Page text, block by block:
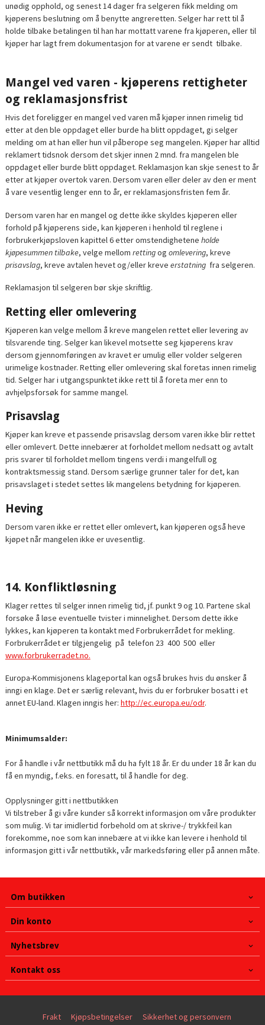
unødig opphold, og senest 14 dager fra selgeren fikk melding om
kjøperens beslutning om å benytte angreretten. Selger har rett til å
holde tilbake betalingen til han har mottatt varene fra kjøperen, eller til
kjøper har lagt frem dokumentasjon for at varene er sendt tilbake.
Mangel ved varen - kjøperens rettigheter
og reklamasjonsfrist
Hvis det foreligger en mangel ved varen må kjøper innen rimelig tid
etter at den ble oppdaget eller burde ha blitt oppdaget, gi selger
melding om at han eller hun vil påberope seg mangelen. Kjøper har alltid
reklamert tidsnok dersom det skjer innen 2 mnd. fra mangelen ble
oppdaget eller burde blitt oppdaget. Reklamasjon kan skje senest to år
etter at kjøper overtok varen. Dersom varen eller deler av den er ment
å vare vesentlig lenger enn to år, er reklamasjonsfristen fem år.
Dersom varen har en mangel og dette ikke skyldes kjøperen eller
forhold på kjøperens side, kan kjøperen i henhold til reglene i
forbrukerkjøpsloven kapittel 6 etter omstendighetene holde
kjøpesummen tilbake, velge mellom rettingog omlevering, kreve
prisavslag, kreve avtalen hevet og/eller kreve erstatning fra selgeren.
Reklamasjon til selgeren bør skje skriftlig.
Retting eller omlevering
Kjøperen kan velge mellom å kreve mangelen rettet eller levering av
tilsvarende ting. Selger kan likevel motsette seg kjøperens krav
dersom gjennomføringen av kravet er umulig eller volder selgeren
urimelige kostnader. Retting eller omlevering skal foretas innen rimelig
tid. Selger har i utgangspunktet ikke rett til å foreta mer enn to
avhjelpsforsøk for samme mangel.
Prisavslag
Kjøper kan kreve et passende prisavslag dersom varen ikke blir rettet
eller omlevert. Dette innebærer at forholdet mellom nedsatt og avtalt
pris svarer til forholdet mellom tingens verdi i mangelfull og
kontraktsmessig stand. Dersom særlige grunner taler for det, kan
prisavslaget i stedet settes lik mangelens betydning for kjøperen.
Heving
Dersom varen ikke er rettet eller omlevert, kan kjøperen også heve
kjøpet når mangelen ikke er uvesentlig.
14. Konfliktløsning
Klager rettes til selger innen rimelig tid, jf. punkt 9 og 10. Partene skal
forsøke å løse eventuelle tvister i minnelighet. Dersom dette ikke
lykkes, kan kjøperen ta kontakt med Forbrukerrådet for mekling.
Forbrukerrådet er tilgjengelig på telefon 23 400 500 eller
www.forbrukerradet.no.
Europa-Kommisjonens klageportal kan også brukes hvis du ønsker å
inngi en klage. Det er særlig relevant, hvis du er forbruker bosatt i et
annet EU-land. Klagen inngis her: http://ec.europa.eu/odr.
Minimumsalder:
For å handle i vår nettbutikk må du ha fylt 18 år. Er du under 18 år kan du
få en myndig, f.eks. en foresatt, til å handle for deg.
Opplysninger gitt i nettbutikken
Vi tilstreber å gi våre kunder så korrekt informasjon om våre produkter
som mulig. Vi tar imidlertid forbehold om at skrive-/ trykkfeil kan
forekomme, noe som kan innebære at vi ikke kan levere i henhold til
informasjon gitt i vår nettbutikk, vår markedsføring eller på annen måte.
Om butikken
Din konto
Nyhetsbrev
Kontakt oss
Frakt Kjøpsbetingelser Sikkerhet og personvern